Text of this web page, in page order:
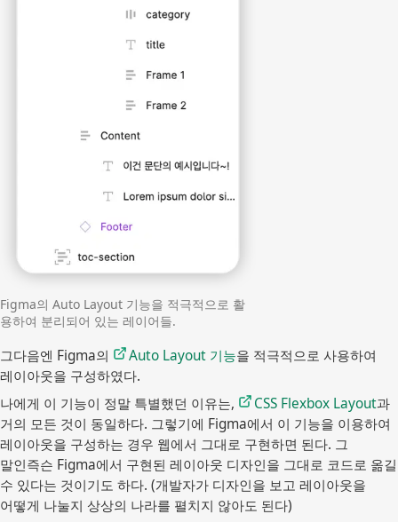
Figma의 Auto Layout 기능을 적극적으로 활
용하여 분리되어 있는 레이어들.
그다음엔 Figma의 Auto Layout 기능을 적극적으로 사용하여
레이아웃을 구성하였다.
나에게 이 기능이 정말 특별했던 이유는,
CSS Flexbox Layout과
거의 모든 것이 동일하다. 그렇기에 Figma에서 이 기능을 이용하여
레이아웃을 구성하는 경우 웹에서 그대로 구현하면 된다. 그
말인즉슨 Figma에서 구현된 레이아웃 디자인을 그대로 코드로 옮길
수 있다는 것이기도 하다. (개발자가 디자인을 보고 레이아웃을
어떻게 나눌지 상상의 나라를 펼치지 않아도 된다)